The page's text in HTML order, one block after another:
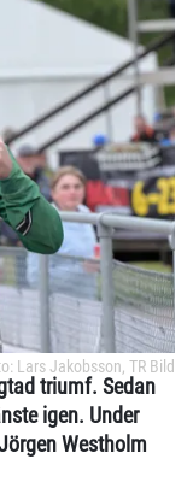
Lars Jakobsson, TR Bild
triumf. Sedan
igen. Under
Westholm